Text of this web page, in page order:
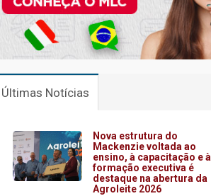
Últimas Notícias
Nova estrutura do
Mackenzie voltada ao
ensino, à capacitação e à
formação executiva é
destaque na abertura da
Agroleite 2026